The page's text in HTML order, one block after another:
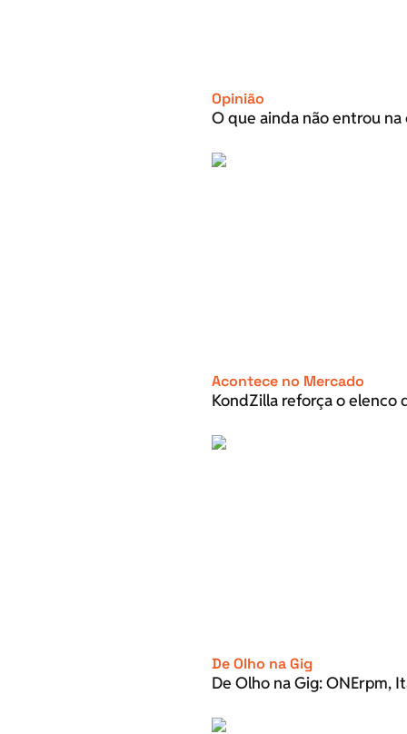
Opinião
O que ainda não entrou
Acontece no Mercado
KondZilla reforça o elenco
De Olho na Gig
De Olho na Gig: ONErpm,